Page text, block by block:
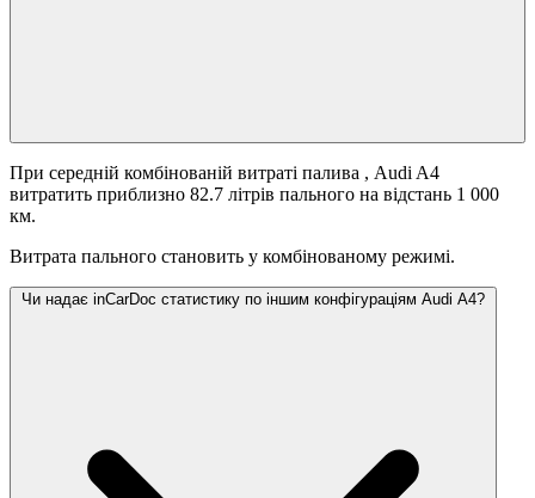
При середній комбінованій витраті палива , Audi A4
витратить приблизно 82.7 літрів пального на відстань 1 000
км.
Витрата пального становить у комбінованому режимі.
Чи надає inCarDoc статистику по іншим конфігураціям Audi A4?